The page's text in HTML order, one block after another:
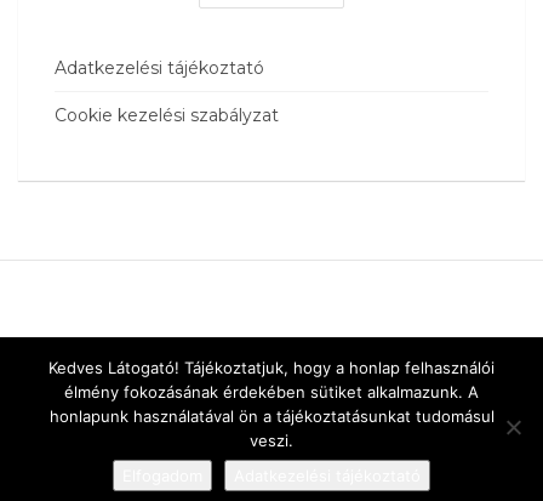
Adatkezelési tájékoztató
Cookie kezelési szabályzat
Kedves Látogató! Tájékoztatjuk, hogy a honlap felhasználói
élmény fokozásának érdekében sütiket alkalmazunk. A
honlapunk használatával ön a tájékoztatásunkat tudomásul
veszi.